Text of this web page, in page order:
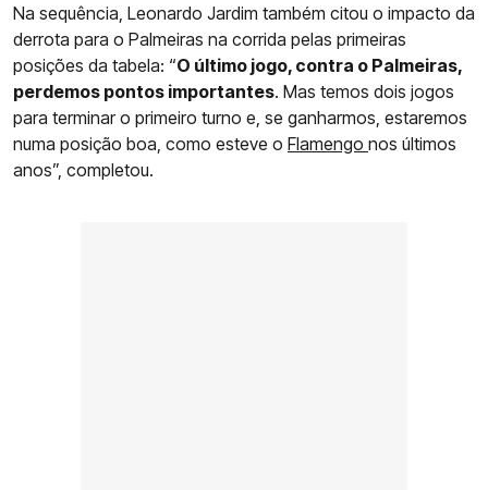
Na sequência, Leonardo Jardim também citou o impacto da
derrota para o Palmeiras na corrida pelas primeiras
posições da tabela: “O último jogo, contra o Palmeiras,
perdemos pontos importantes. Mas temos dois jogos
para terminar o primeiro turno e, se ganharmos, estaremos
numa posição boa, como esteve o Flamengo nos últimos
anos”, completou.